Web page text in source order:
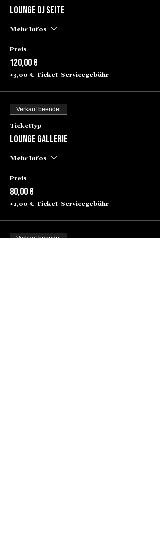
Lounge Dj Seite
Mehr Infos
Preis
120,00 €
+3,00 € Ticket-Servicegebühr
Verkauf beendet
Tickettyp
Lounge Gallerie
Mehr Infos
Preis
80,00 €
+2,00 € Ticket-Servicegebühr
Verkauf beendet